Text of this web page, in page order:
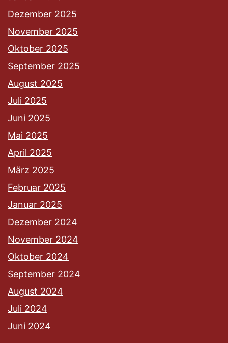
Dezember 2025
November 2025
Oktober 2025
September 2025
August 2025
Juli 2025
Juni 2025
Mai 2025
April 2025
März 2025
Februar 2025
Januar 2025
Dezember 2024
November 2024
Oktober 2024
September 2024
August 2024
Juli 2024
Juni 2024